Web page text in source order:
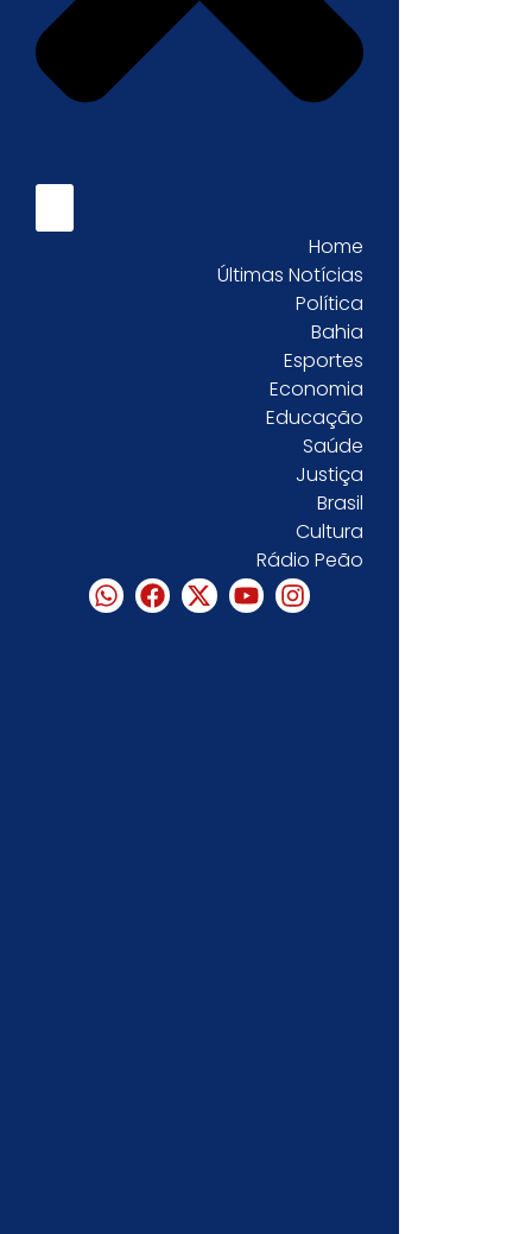
Home
Últimas Notícias
Política
Bahia
Esportes
Economia
Educação
Saúde
Justiça
Brasil
Cultura
Rádio Peão